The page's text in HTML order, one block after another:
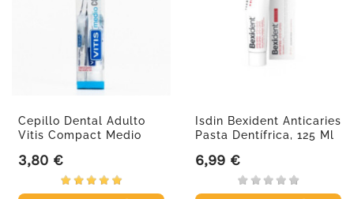
Cepillo Dental Adulto
Vitis Compact Medio
Precio
3,80 €
Isdin Bexident Anticaries
Pasta Dentífrica, 125 Ml
Precio
6,99 €